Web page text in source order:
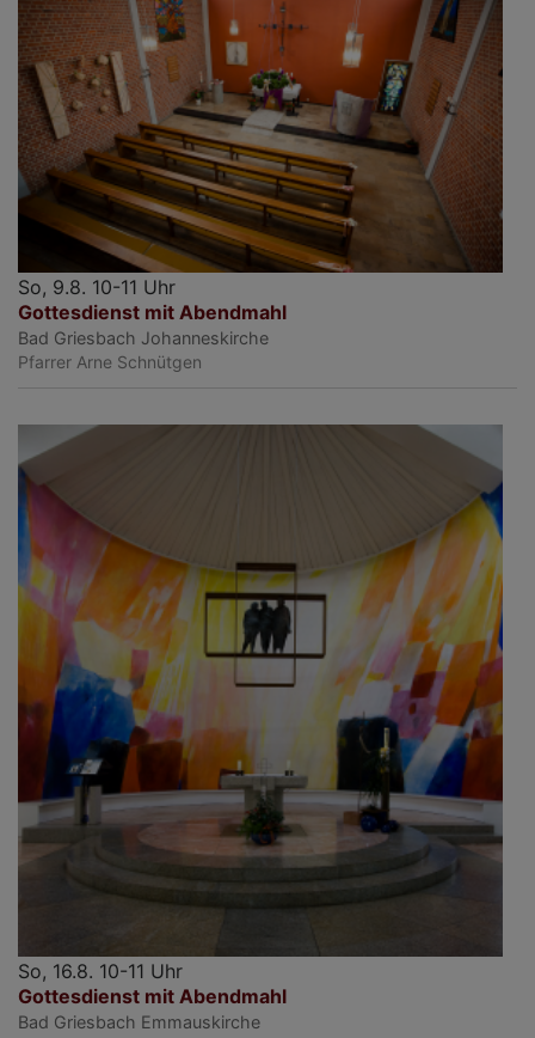
So, 9.8. 10-11 Uhr
Gottesdienst mit Abendmahl
Bad Griesbach Johanneskirche
Pfarrer Arne Schnütgen
So, 16.8. 10-11 Uhr
Gottesdienst mit Abendmahl
Bad Griesbach Emmauskirche